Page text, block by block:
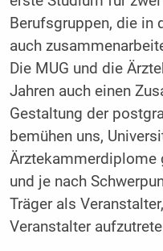
Berufsgruppen, die in
auch
Die MUG und die
Jahren auch einen
Gestaltung der
bemühen uns,
Ärztekammerdiplome
und je nach
Träger als
Veranstalter